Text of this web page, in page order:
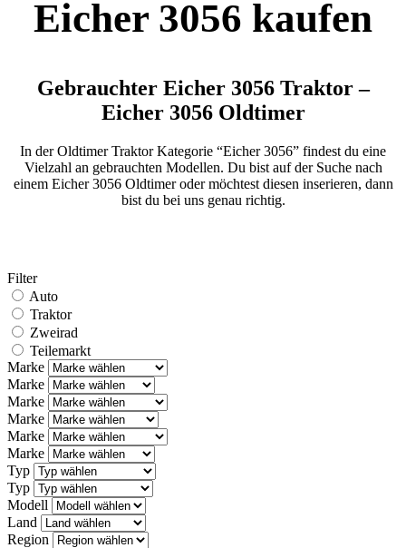
Eicher 3056 kaufen
Gebrauchter Eicher 3056 Traktor –
Eicher 3056 Oldtimer
In der Oldtimer Traktor Kategorie “Eicher 3056” findest du eine
Vielzahl an gebrauchten Modellen. Du bist auf der Suche nach
einem Eicher 3056 Oldtimer oder möchtest diesen inserieren, dann
bist du bei uns genau richtig.
Filter
Auto
Traktor
Zweirad
Teilemarkt
Marke
Marke
Marke
Marke
Marke
Marke
Typ
Typ
Modell
Land
Region